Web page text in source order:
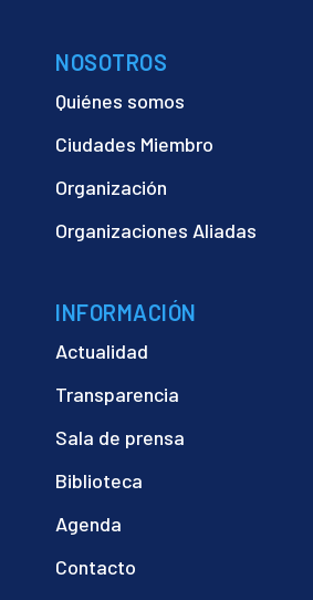
NOSOTROS
Quiénes somos
Ciudades Miembro
Organización
Organizaciones Aliadas
INFORMACIÓN
Actualidad
Transparencia
Sala de prensa
Biblioteca
Agenda
Contacto